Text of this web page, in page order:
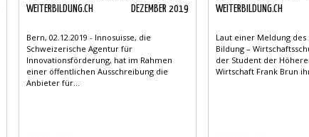
2
WEITERBILDUNG.CH DEZEMBER 2019
Bern, 02.12.2019 - Innosuisse, die
Schweizerische Agentur für
Innovationsförderung, hat im Rahmen
einer öffentlichen Ausschreibung die
Anbieter für...
MEHR
WEITERBILDUNG.CH
Laut einer Meldung des
Bildung –
der Student der
Wirtschaft Frank Brun